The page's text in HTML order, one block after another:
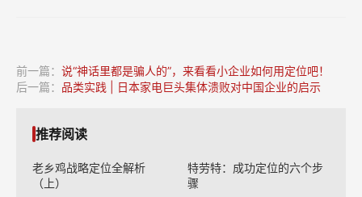
前一篇： 说“神话里都是骗人的”，来看看小企业如何用定位吧！
后一篇： 品类实践 | 日本家电巨头集体溃败对中国企业的启示
推荐阅读
老乡鸡战略定位全解析
（上）
特劳特：成功定位的六个步
骤